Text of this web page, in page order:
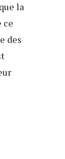
la
ce
des